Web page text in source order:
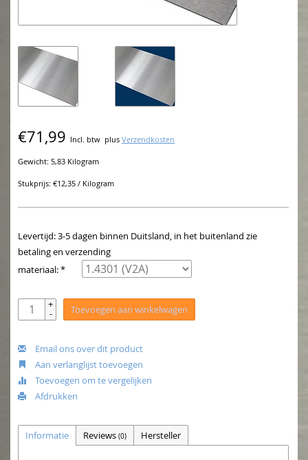
€71,99 Incl. btw plus Verzendkosten
Gewicht: 5,83 Kilogram
Stukprijs: €12,35 / Kilogram
Levertijd: 3-5 dagen binnen Duitsland, in het buitenland zie
betaling en verzending
materiaal: *
+
- Toevoegen aan winkelwagen
Email ons over dit product
Aan verlanglijst toevoegen
Toevoegen om te vergelijken
Afdrukken
Informatie Reviews (0) Hersteller